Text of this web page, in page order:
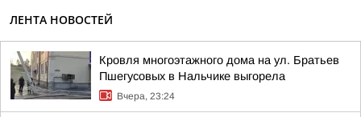
ЛЕНТА НОВОСТЕЙ
Кровля многоэтажного дома на ул. Братьев
Пшегусовых в Нальчике выгорела
Вчера, 23:24